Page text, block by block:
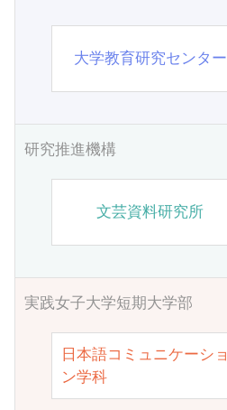
大学教育研究センター
研究推進機構
文芸資料研究所
実践女子大学短期大学部
日本語コミュニケーショ
ン学科